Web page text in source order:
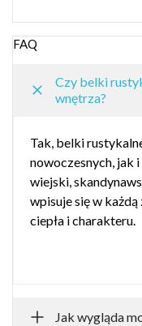
FAQ
Czy belki
wnętrza?
Tak, belki
nowoczesnych, jak
wiejski,
wpisuje się w
ciepła i charakteru.
Jak wygląda